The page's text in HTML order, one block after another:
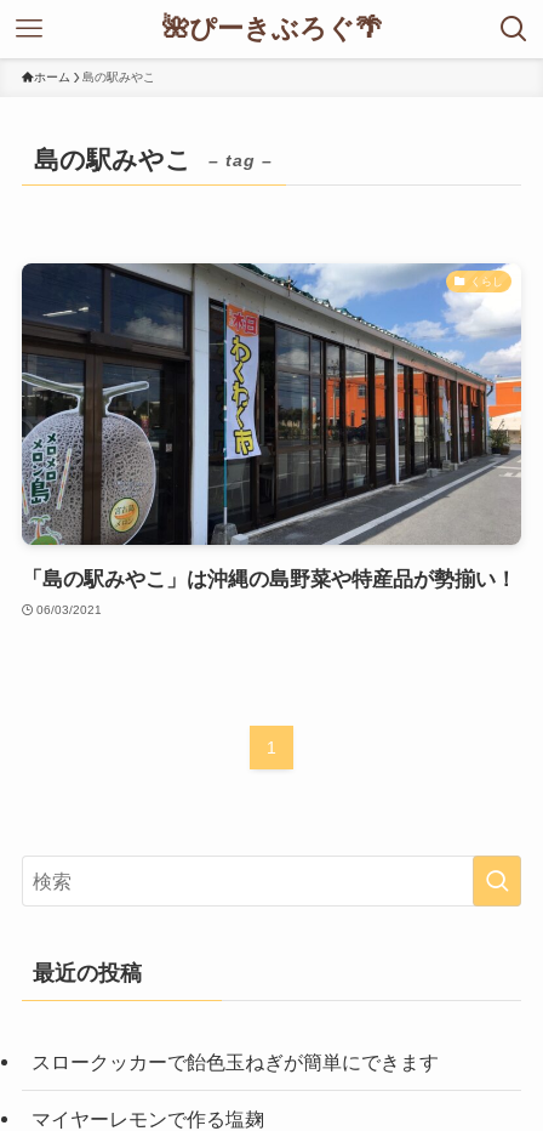
🌺ぴーきぶろぐ🌴
ホーム 島の駅みやこ
島の駅みやこ – tag –
くらし
「島の駅みやこ」は沖縄の島野菜や特産品が勢揃い！
06/03/2021
1
最近の投稿
スロークッカーで飴色玉ねぎが簡単にできます
マイヤーレモンで作る塩麹